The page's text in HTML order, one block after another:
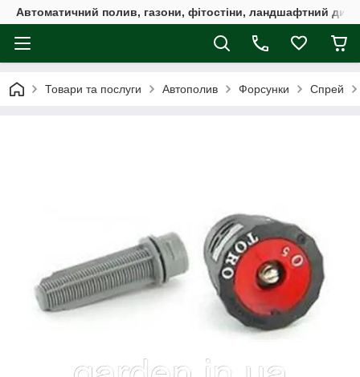
Автоматичний полив, газони, фітостіни, ландшафтний
Товари та послуги Автополив Форсунки Спрей